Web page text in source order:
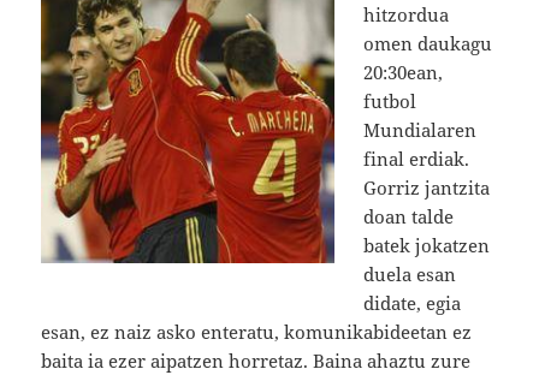
hitzordua
omen daukagu
20:30ean,
futbol
Mundialaren
final erdiak.
Gorriz jantzita
doan talde
batek jokatzen
duela esan
didate, egia
esan, ez naiz asko enteratu, komunikabideetan ez
baita ia ezer aipatzen horretaz. Baina ahaztu zure